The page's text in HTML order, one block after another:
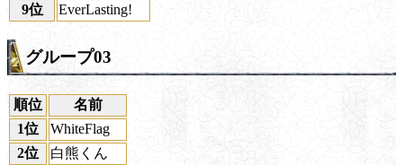
9位
EverLasting!
グループ03
順位
名前
1位
WhiteFlag
2位
白熊くん